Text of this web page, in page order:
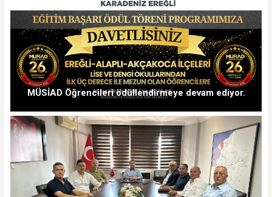
MÜSİAD Öğrencileri ödüllendirmeye devam ediyor.